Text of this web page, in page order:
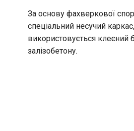
За основу фахверкової
спеціальний несучий
використовується клеєний
залізобетону.